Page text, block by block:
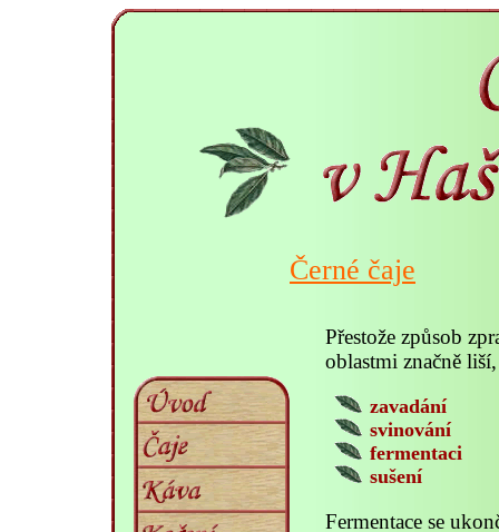
Černé čaje
Přestože způsob
oblastmi značně
zavadání
svinování
fermentaci
sušení
Fermentace se